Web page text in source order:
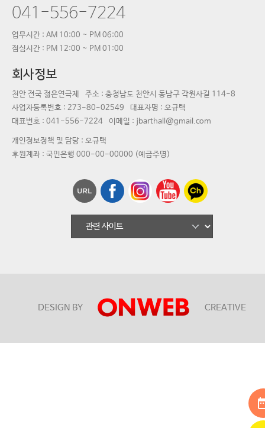
041-556-7224
업무시간 : AM 10:00 ~ PM 06:00
점심시간 : PM 12:00 ~ PM 01:00
회사정보
천안 전국 젊은연극제
주소 : 충청남도 천안시 동남구 각원사길 114-8
사업자등록번호 : 273-80-02549 대표자명 : 오규택
대표번호 : 041-556-7224 이메일 : jbarthall@gmail.com
개인정보정책 및 담당 : 오규택
후원계좌 : 국민은행 000-00-00000 (예금주명)
DESIGN BY CREATIVE